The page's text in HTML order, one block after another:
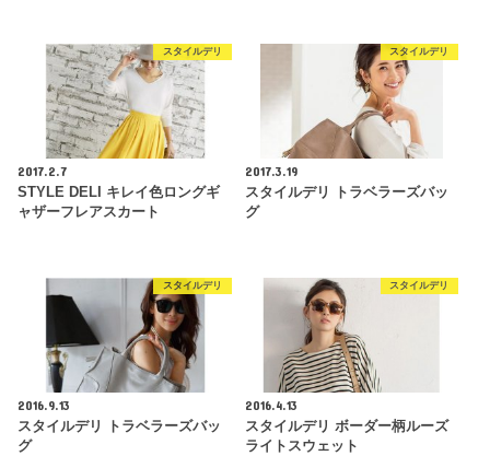
スタイルデリ
2017.2.7
STYLE DELI キレイ色ロングギ
ャザーフレアスカート
スタイルデリ
2017.3.19
スタイルデリ トラベラーズバッ
グ
スタイルデリ
2016.9.13
スタイルデリ トラベラーズバッ
グ
スタイルデリ
2016.4.13
スタイルデリ ボーダー柄ルーズ
ライトスウェット